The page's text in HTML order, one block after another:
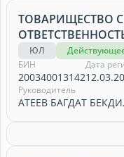
ТОВАРИЩЕСТВО
ЮЛ
БИН
200340013142
Дата
Руководитель
АТЕЕВ БАГДАТ